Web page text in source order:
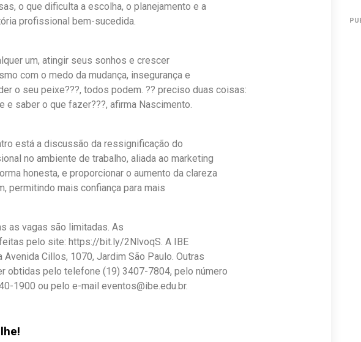
o que dificulta a escolha, o planejamento e a
profissional bem-sucedida.
um, atingir seus sonhos e crescer
com o medo da mudança, insegurança e
o seu peixe???, todos podem. ?? preciso duas coisas:
e saber o que fazer???, afirma Nascimento.
está a discussão da ressignificação do
no ambiente de trabalho, aliada ao marketing
honesta, e proporcionar o aumento da clareza
permitindo mais confiança para mais
as vagas são limitadas. As
pelo site: https://bit.ly/2NlvoqS. A IBE
Avenida Cillos, 1070, Jardim São Paulo. Outras
obtidas pelo telefone (19) 3407-7804, pelo número
1900 ou pelo e-mail eventos@ibe.edu.br.